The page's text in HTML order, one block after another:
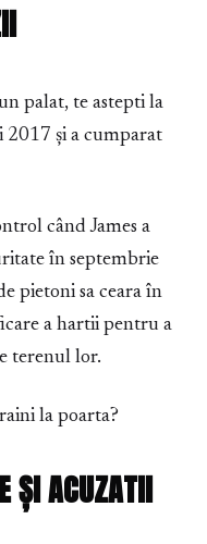
palat, te astepti la
2017 și a cumparat
când James a
în septembrie
pietoni sa ceara în
a hartii pentru a
terenul lor.
la poarta?
ȘI ACUZATII